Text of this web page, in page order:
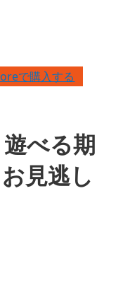
で購入する
べる期
見逃し